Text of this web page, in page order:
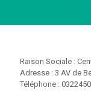
Raison Sociale :
Adresse : 3 AV de
Téléphone :